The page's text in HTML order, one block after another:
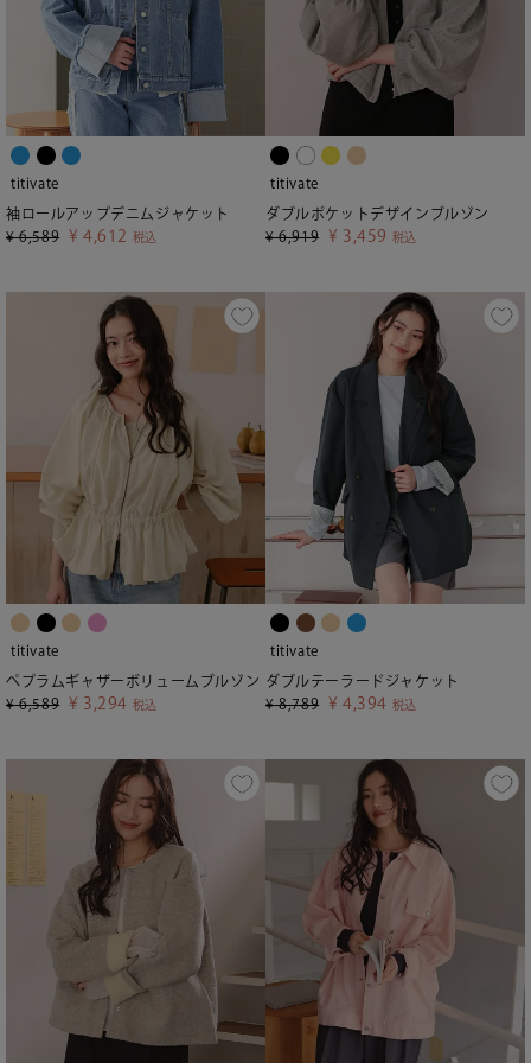
titivate
袖ロールアップデニムジャケット
¥ 6,589 ¥ 4,612 税込
titivate
ダブルポケットデザインブルゾン
¥ 6,919 ¥ 3,459 税込
titivate
ペプラムギャザーボリュームブルゾン
¥ 6,589 ¥ 3,294 税込
titivate
ダブルテーラードジャケット
¥ 8,789 ¥ 4,394 税込